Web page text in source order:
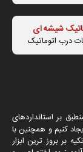
شیشه ای
درب اتوماتیک
بر استانداردهای
کنیم و همچنین با
بر بروز ترین ابزار